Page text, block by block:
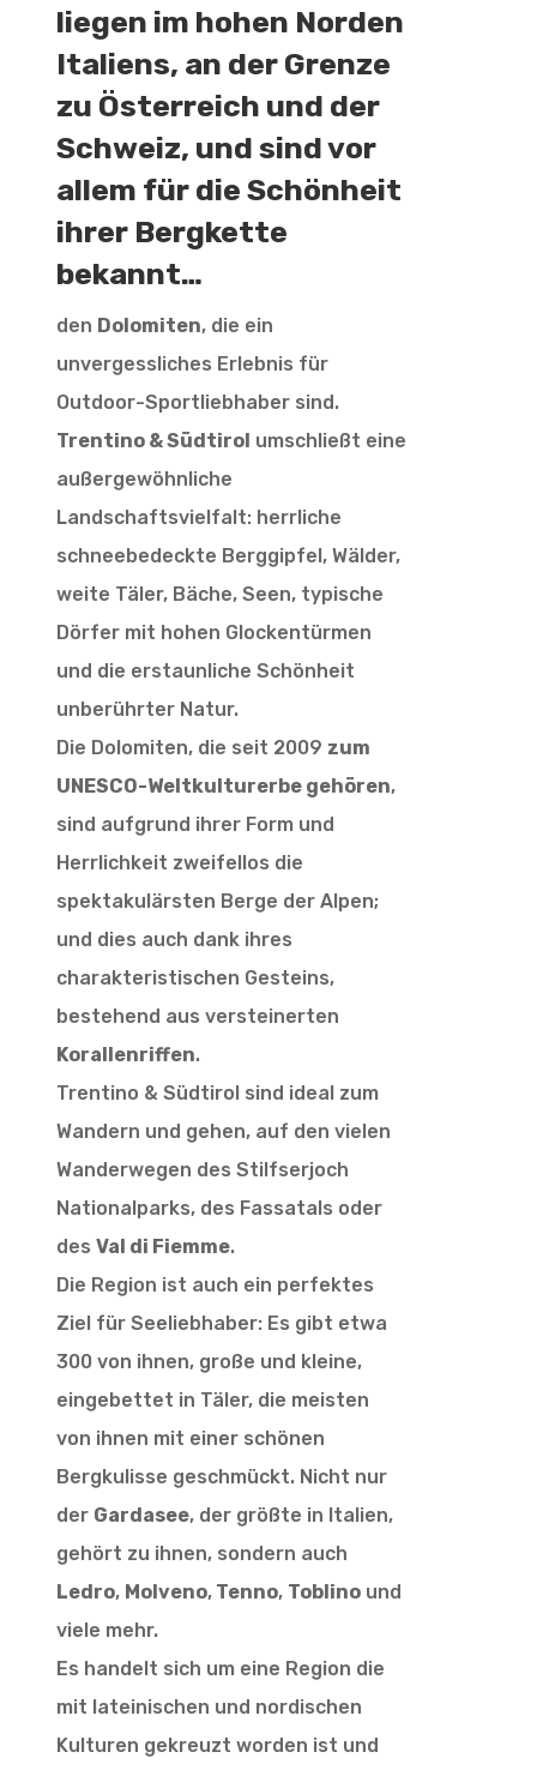
liegen im hohen Norden
Italiens, an der Grenze
zu Österreich und der
Schweiz, und sind vor
allem für die Schönheit
ihrer Bergkette
bekannt…
den Dolomiten, die ein
unvergessliches Erlebnis für
Outdoor-Sportliebhaber sind.
Trentino & Südtirol umschließt eine
außergewöhnliche
Landschaftsvielfalt: herrliche
schneebedeckte Berggipfel, Wälder,
weite Täler, Bäche, Seen, typische
Dörfer mit hohen Glockentürmen
und die erstaunliche Schönheit
unberührter Natur.
Die Dolomiten, die seit 2009 zum
UNESCO-Weltkulturerbe gehören,
sind aufgrund ihrer Form und
Herrlichkeit zweifellos die
spektakulärsten Berge der Alpen;
und dies auch dank ihres
charakteristischen Gesteins,
bestehend aus versteinerten
Korallenriffen.
Trentino & Südtirol sind ideal zum
Wandern und gehen, auf den vielen
Wanderwegen des Stilfserjoch
Nationalparks, des Fassatals oder
desVal di Fiemme.
Die Region ist auch ein perfektes
Ziel für Seeliebhaber: Es gibt etwa
300 von ihnen, große und kleine,
eingebettet in Täler, die meisten
von ihnen mit einer schönen
Bergkulisse geschmückt. Nicht nur
der Gardasee, der größte in Italien,
gehört zu ihnen, sondern auch
Ledro, Molveno, Tenno, Toblino und
viele mehr.
Es handelt sich um eine Region die
mit lateinischen und nordischen
Kulturen gekreuzt worden ist und